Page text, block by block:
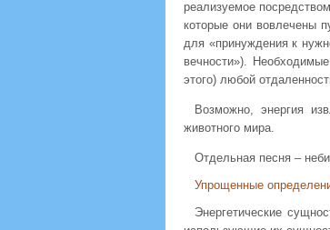
реализуемое
которые они вовлечены
для «принуждения к
вечности»).
этого) любой
Возможно, энергия
животного мира.
Отдельная песня –
Упрощенные
Энергетические